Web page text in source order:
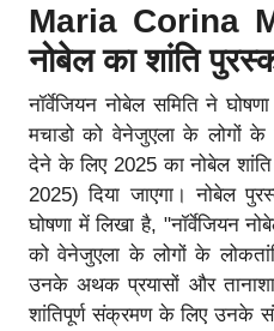
Maria Corina
नोबेल का शांति
नॉर्वेजियन नोबेल समिति ने
मचाडो को वेनेजुएला के लोगों के
देने के लिए 2025 का नोबेल
2025) दिया जाएगा। नोबेल
घोषणा में लिखा है, "नॉर्वेजियन
को वेनेजुएला के लोगों के
उनके अथक प्रयासों और
शांतिपूर्ण संक्रमण के लिए उनके